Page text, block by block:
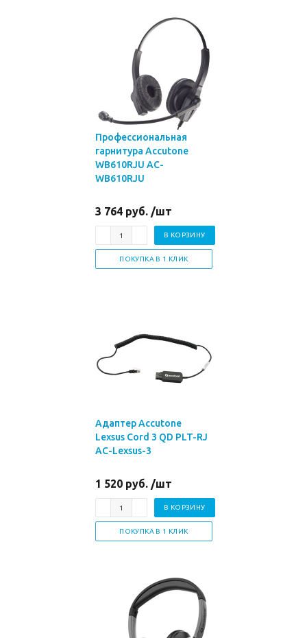
Профессиональная
гарнитура Accutone
WB610RJU AC-
WB610RJU
3 764 руб. /шт
В КОРЗИНУ
ПОКУПКА В 1 КЛИК
Адаптер Accutone
Lexsus Cord 3 QD PLT-RJ
AC-Lexsus-3
1 520 руб. /шт
В КОРЗИНУ
ПОКУПКА В 1 КЛИК